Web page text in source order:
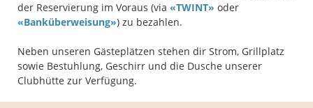
der Reservierung im Voraus (via «TWINT» oder
«Banküberweisung») zu bezahlen.
Neben unseren Gästeplätzen stehen dir Strom, Grillplatz
sowie Bestuhlung, Geschirr und die Dusche unserer
Clubhütte zur Verfügung.